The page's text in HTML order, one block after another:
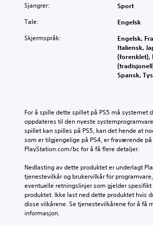
Sjangrer: Sport
Tale: Engelsk
Skjermspråk:
Engelsk,
Italiensk,
(forenklet),
Spansk,
For å spille dette spillet på PS5 må systemet
oppdateres til den nyeste
spillet kan spilles på PS5, kan det hende at
som er tilgjengelige på PS4, er fraværende på
PlayStation.com/bc for å få flere detaljer.
Nedlasting av dette produktet er underlagt
tjenestevilkår og brukervilkår for
eventuelle retningslinjer som gjelder
produktet. Ikke last ned dette produktet hvis
disse vilkårene. Se tjenestevilkårene for å få
informasjon.